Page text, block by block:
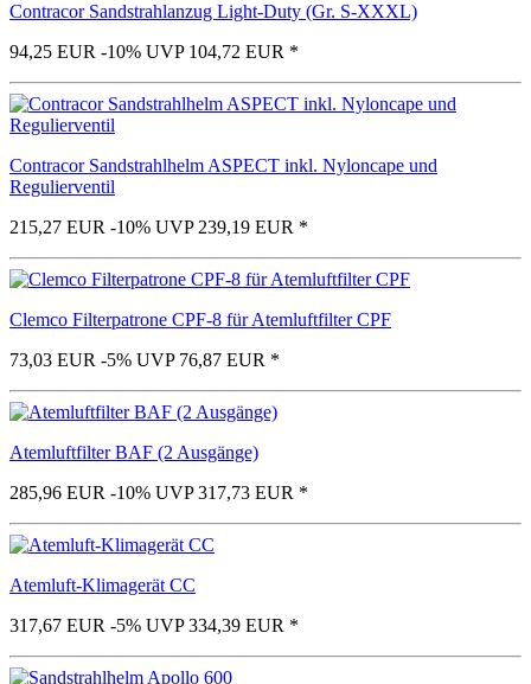
Contracor Sandstrahlanzug Light-Duty (Gr. S-XXXL)
94,25 EUR -10% UVP 104,72 EUR *
Contracor Sandstrahlhelm ASPECT inkl. Nyloncape und
Regulierventil
215,27 EUR -10% UVP 239,19 EUR *
Clemco Filterpatrone CPF-8 für Atemluftfilter CPF
73,03 EUR -5% UVP 76,87 EUR *
Atemluftfilter BAF (2 Ausgänge)
285,96 EUR -10% UVP 317,73 EUR *
Atemluft-Klimagerät CC
317,67 EUR -5% UVP 334,39 EUR *